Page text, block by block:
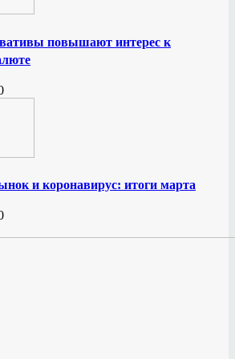
повышают интерес к
и коронавирус: итоги марта